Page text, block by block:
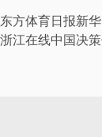
东方体育日报新
浙江在线中国决